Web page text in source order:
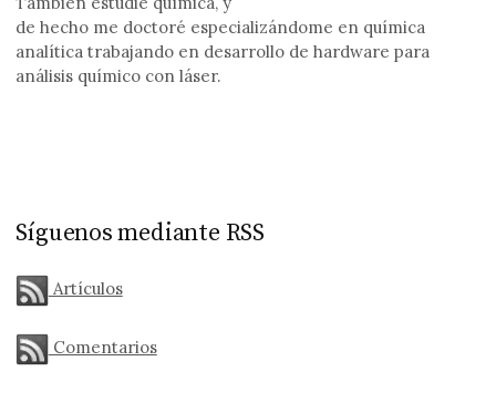
de hecho me doctoré especializándome en química
analítica trabajando en desarrollo de hardware para
análisis químico con láser.
Síguenos mediante RSS
Artículos
Comentarios